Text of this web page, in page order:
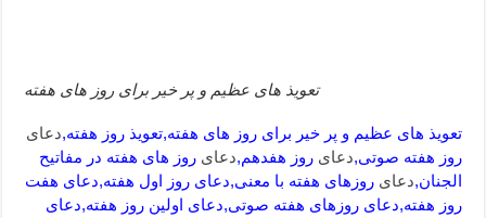
تعویذ های عظیم و پر خیر برای روز های هفته
تعویذ های عظیم و پر خیر برای روز های هفته,تعویذ روز هفته,دعای
روز هفته صوتی,دعای روز هفدهم,دعای روز های هفته در مفاتیح
الجنان,دعای روزهای هفته با معنی,دعای روز اول هفته,دعای هفت
روز هفته,دعای روزهای هفته صوتی,دعای اولین روز هفته,دعای